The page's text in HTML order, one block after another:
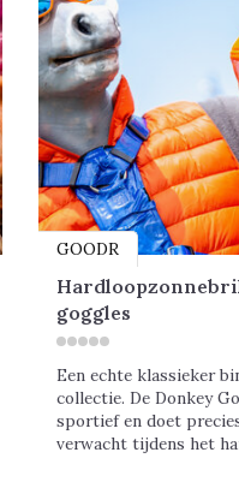
GOODR
goggles
Een echte klassieker
collectie. De Donkey
sportief en doet
verwacht tijdens het